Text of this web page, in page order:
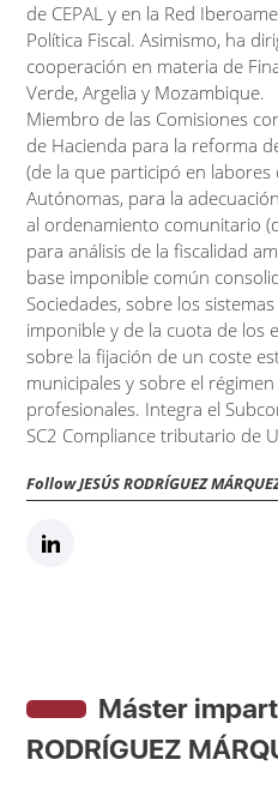
de CEPAL y en la Red
Política Fiscal. Asimismo, ha
cooperación en materia de
Verde, Argelia y Mozambique.
Miembro de las Comisiones
de Hacienda para la reforma
(de la que participó en labores
Autónomas, para la
al ordenamiento comunitario
para análisis de la fiscalidad
base imponible común
Sociedades, sobre los
imponible y de la cuota de los
sobre la fijación de un coste
municipales y sobre el
profesionales. Integra el
SC2 Compliance tributario de
Follow JESÚS RODRÍGUEZ
Máster
RODRÍGUEZ